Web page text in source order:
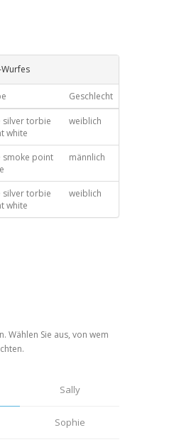
Geschlecht
silver torbie
white
weiblich
smoke point
männlich
silver torbie
white
weiblich
Wählen Sie aus, von wem
Sally
Sophie